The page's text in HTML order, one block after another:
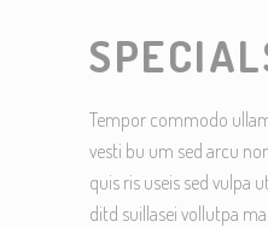
Tempor commodo
vesti bu um sed arcu
quis ris useis sed vulpa
ditd suillasei vollutpa